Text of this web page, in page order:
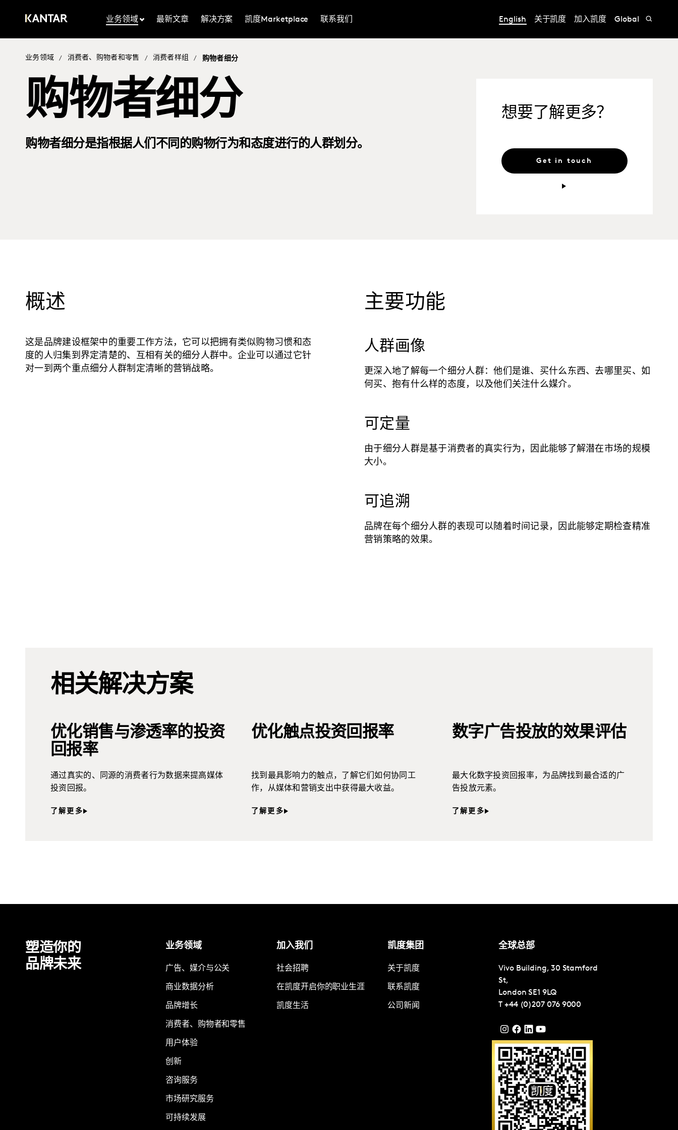
业务领域 最新文章 解决方案 凯度Marketplace 联系我们 English 关于凯度 加入凯度 Global
业务领域 / 消费者、购物者和零售 / 消费者样组 / 购物者细分
购物者细分
购物者细分是指根据人们不同的购物行为和态度进行的人群划分。
想要了解更多？
Get in touch
概述
这是品牌建设框架中的重要工作方法，它可以把拥有类似购物习惯和态
度的人归集到界定清楚的、互相有关的细分人群中。企业可以通过它针
对一到两个重点细分人群制定清晰的营销战略。
主要功能
人群画像
更深入地了解每一个细分人群：他们是谁、买什么东西、去哪里买、如
何买、抱有什么样的态度，以及他们关注什么媒介。
可定量
由于细分人群是基于消费者的真实行为，因此能够了解潜在市场的规模
大小。
可追溯
品牌在每个细分人群的表现可以随着时间记录，因此能够定期检查精准
营销策略的效果。
相关解决方案
优化销售与渗透率的投资
回报率
通过真实的、同源的消费者行为数据来提高媒体
投资回报。
了解更多
优化触点投资回报率
找到最具影响力的触点，了解它们如何协同工
作，从媒体和营销支出中获得最大收益。
了解更多
数字广告投放的效果评估
最大化数字投资回报率，为品牌找到最合适的广
告投放元素。
了解更多
塑造你的
品牌未来
业务领域
广告、媒介与公关
商业数据分析
品牌增长
消费者、购物者和零售
用户体验
创新
咨询服务
市场研究服务
可持续发展
加入我们
社会招聘
在凯度开启你的职业生涯
凯度生活
凯度集团
关于凯度
联系凯度
公司新闻
全球总部
Vivo Building, 30 Stamford
St,
London SE1 9LQ
T +44 (0)207 076 9000